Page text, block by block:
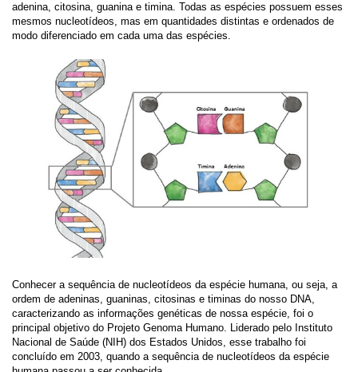
adenina, citosina, guanina e timina. Todas as espécies possuem esses
mesmos nucleotídeos, mas em quantidades distintas e ordenados de
modo diferenciado em cada uma das espécies.
Conhecer a sequência de nucleotídeos da espécie humana, ou seja, a
ordem de adeninas, guaninas, citosinas e timinas do nosso DNA,
caracterizando as informações genéticas de nossa espécie, foi o
principal objetivo do Projeto Genoma Humano. Liderado pelo Instituto
Nacional de Saúde (NIH) dos Estados Unidos, esse trabalho foi
concluído em 2003, quando a sequência de nucleotídeos da espécie